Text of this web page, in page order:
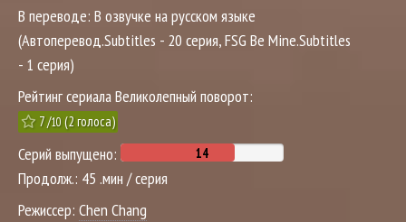
В переводе: В озвучке на русском языке
(Автоперевод.Subtitles - 20 серия, FSG Be Mine.Subtitles
- 1 серия)
Рейтинг сериала Великолепный поворот:
7/10(2голоса)
Серий выпущено:
Продолж.: 45 .мин / серия
Режиссер: Chen Chang